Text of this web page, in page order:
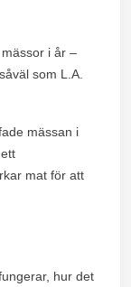
i år –
som L.A.
mässan i
mat för att
hur det